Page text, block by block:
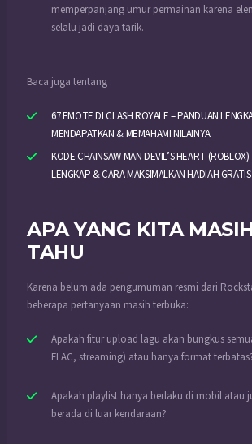
memperpanjang umur permainan karena
selalu jadi daya tarik.
Baca juga tentang :
67 EMOTE DI CLASH ROYALE – PANDUAN
MENDAPATKAN & MEMAHAMI NILAINYA
KODE CHAINSAW MAN DEVIL’S HEART
LENGKAP & CARA MAKSIMALKAN HADIAH GRATIS
APA YANG KITA
TAHU
Karena belum ada pengumuman resmi dari
beberapa pertanyaan masih terbuka:
Apakah fitur upload lagu akan bungkus
FLAC, streaming) atau hanya format
Apakah playlist hanya berlaku di mobil atau
berada di luar kendaraan?